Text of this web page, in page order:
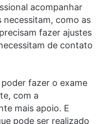
acompanhar
necessitam, como as
fazer ajustes
de contato
fazer o exame
com a
mais apoio. E
pode ser realizado